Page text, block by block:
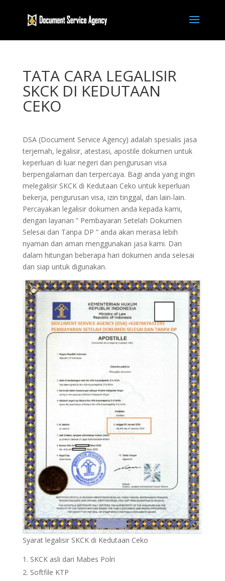
TATA CARA LEGALISIR
SKCK DI KEDUTAAN
CEKO
DSA (Document Service Agency) adalah spesialis jasa
terjemah, legalisir, atestasi, apostile dokumen untuk
keperluan di luar negeri dan pengurusan visa
berpengalaman dan terpercaya. Bagi anda yang ingin
melegalisir SKCK di Kedutaan Ceko untuk keperluan
bekerja, pengurusan visa, izin tinggal, dan lain-lain.
Percayakan legalisir dokumen anda kepada kami,
dengan layanan ” Pembayaran Setelah Dokumen
Selesai dan Tanpa DP ” anda akan merasa lebih
nyaman dan aman menggunakan jasa kami. Dan
dalam hitungan beberapa hari dokumen anda selesai
dan siap untuk digunakan.
Syarat legalisir SKCK di Kedutaan Ceko
SKCK asli dari Mabes Polri
Softfile KTP